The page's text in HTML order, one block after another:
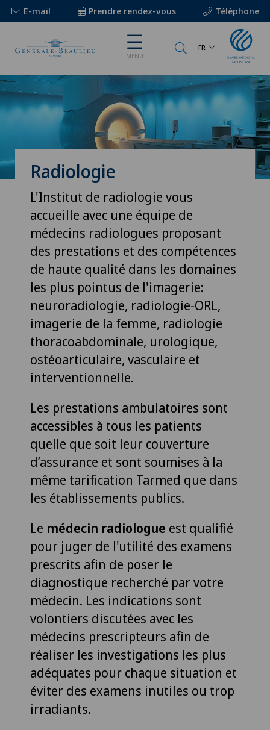
E-mail Prendre rendez-vous Téléphone
MENU
FR
Radiologie
L'Institut de radiologie vous
accueille avec une équipe de
médecins radiologues proposant
des prestations et des compétences
de haute qualité dans les domaines
les plus pointus de l'imagerie:
neuroradiologie, radiologie-ORL,
imagerie de la femme, radiologie
thoracoabdominale, urologique,
ostéoarticulaire, vasculaire et
interventionnelle.
Les prestations ambulatoires sont
accessibles à tous les patients
quelle que soit leur couverture
d’assurance et sont soumises à la
même tarification Tarmed que dans
les établissements publics.
Le médecin radiologue est qualifié
pour juger de l'utilité des examens
prescrits afin de poser le
diagnostique recherché par votre
médecin. Les indications sont
volontiers discutées avec les
médecins prescripteurs afin de
réaliser les investigations les plus
adéquates pour chaque situation et
éviter des examens inutiles ou trop
irradiants.